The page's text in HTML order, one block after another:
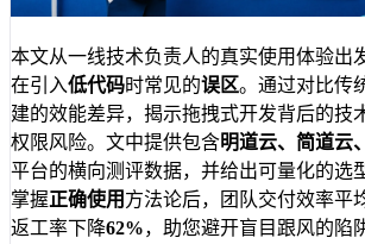
本文从一线技术负责人的真实使用体验出
在引入低代码时常见的误区。通过对比传
建的效能差异，揭示拖拽式开发背后的技
权限风险。文中提供包含明道云、简道云
平台的横向测评数据，并给出可量化的选
掌握正确使用 方法论后，团队交付效率平
返工率下降62%，助您避开盲目跟风的陷